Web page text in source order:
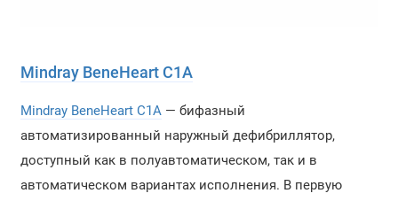
Mindray BeneHeart C1A
Mindray BeneHeart C1A— бифазный
автоматизированный наружный дефибриллятор,
доступный как в полуавтоматическом, так и в
автоматическом вариантах исполнения. В первую